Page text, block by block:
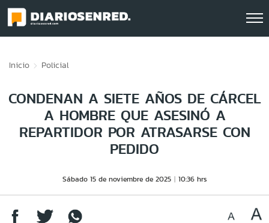
Inicio Policial
CONDENAN A SIETE AÑOS DE CÁRCEL
A HOMBRE QUE ASESINÓ A
REPARTIDOR POR ATRASARSE CON
PEDIDO
Sábado 15 de noviembre de 2025 10:36 hrs